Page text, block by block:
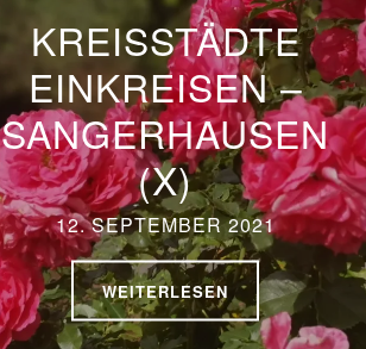
KREISSTÄDTE
EINKREISEN –
SANGERHAUSEN
(X)
12. SEPTEMBER 2021
WEITERLESEN